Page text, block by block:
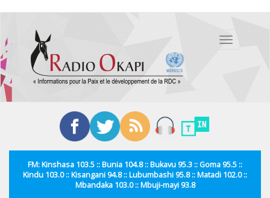
contenu
principal
Toggle
FM: Kinshasa 103.5 :: Bunia 104.8 :: Bukavu 95.3 :: Goma 95.5 ::
Kindu 103.0 :: Kisangani 94.8 :: Lubumbashi 95.8 :: Matadi 102.0 ::
Mbandaka 103.0 :: Mbuji-mayi 93.8